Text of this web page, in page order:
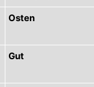
Osten
Gut